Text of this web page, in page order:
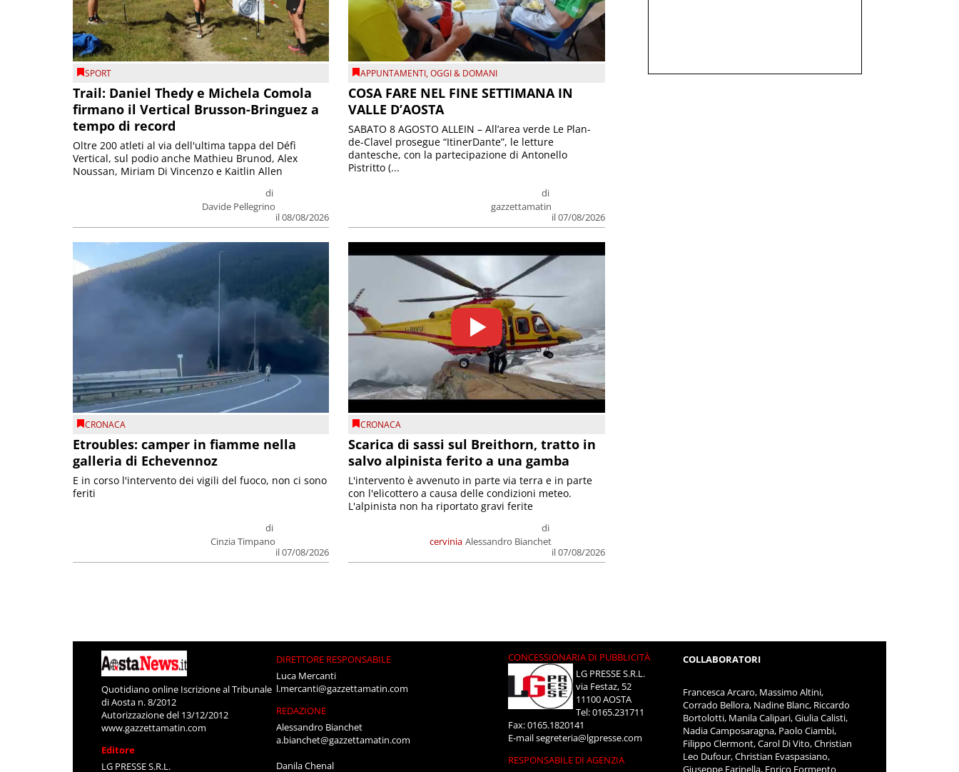
SPORT
Trail: Daniel Thedy e Michela Comola
firmano il Vertical Brusson-Bringuez a
tempo di record
di
Davide Pellegrino
il 08/08/2026
Oltre 200 atleti al via dell'ultima tappa del Défì
Vertical, sul podio anche Mathieu Brunod, Alex
Noussan, Miriam Di Vincenzo e Kaitlin Allen
APPUNTAMENTI,OGGI & DOMANI
COSA FARE NEL FINE SETTIMANA IN
VALLE D’AOSTA
di
gazzettamatin
il 07/08/2026
SABATO 8 AGOSTO ALLEIN – All’area verde Le Plan-
de-Clavel prosegue “ItinerDante”, le letture
dantesche, con la partecipazione di Antonello
Pistritto (...
CRONACA
Etroubles: camper in fiamme nella
galleria di Echevennoz
di
Cinzia Timpano
il 07/08/2026
E in corso l'intervento dei vigili del fuoco, non ci sono
feriti
CRONACA
Scarica di sassi sul Breithorn, tratto in
salvo alpinista ferito a una gamba
cervinia
di
Alessandro Bianchet
il 07/08/2026
L'intervento è avvenuto in parte via terra e in parte
con l'elicottero a causa delle condizioni meteo.
L'alpinista non ha riportato gravi ferite
Quotidiano online Iscrizione al Tribunale
di Aosta n. 8/2012
Autorizzazione del 13/12/2012
www.gazzettamatin.com
Editore
LG PRESSE S.R.L.
DIRETTORE RESPONSABILE
Luca Mercanti
l.mercanti@gazzettamatin.com
REDAZIONE
Alessandro Bianchet
a.bianchet@gazzettamatin.com
Danila Chenal
CONCESSIONARIA DI PUBBLICITÀ
LG PRESSE S.R.L.
via Festaz, 52
11100 AOSTA
Tel: 0165.231711
Fax: 0165.1820141
E-mailsegreteria@lgpresse.com
RESPONSABILE DI AGENZIA
COLLABORATORI
Francesca Arcaro, Massimo Altini,
Corrado Bellora, Nadine Blanc, Riccardo
Bortolotti, Manila Calipari, Giulia Calisti,
Nadia Camposaragna, Paolo Ciambi,
Filippo Clermont, Carol Di Vito, Christian
Leo Dufour, Christian Evaspasiano,
Giuseppe Farinella, Enrico Formento